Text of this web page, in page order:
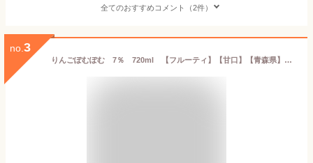
全てのおすすめコメント（2件）
no. 3
りんごぽむぽむ 7％ 720ml 【フルーティ】【甘口】【青森県】【日本酒】